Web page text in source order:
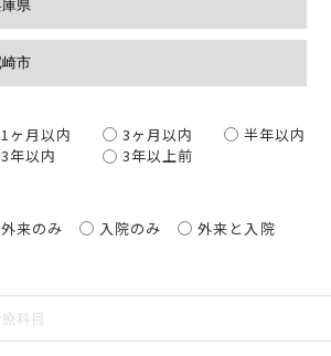
1ヶ月以内 3ヶ月以内 半年以内
3年以内
3年以上前
外来のみ 入院のみ 外来と入院